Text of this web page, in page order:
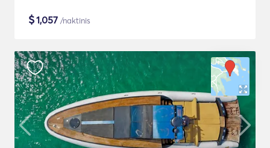
$1,057 /naktinis